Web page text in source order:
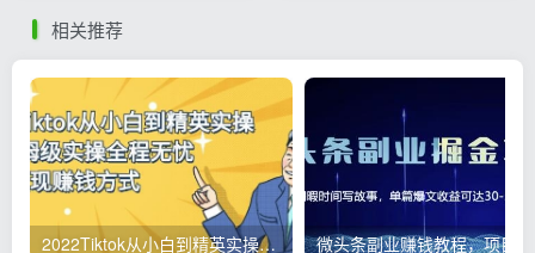
相关推荐
2022Tiktok从小白到精英实操，0-1保姆级实操全程无忧，多种变现赚钱方式